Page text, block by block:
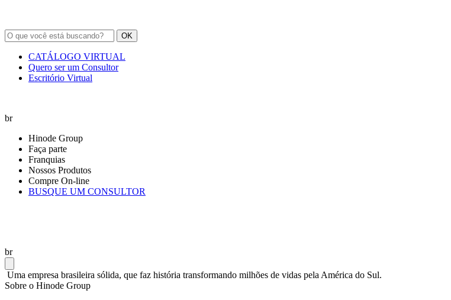
OK
CATÁLOGO VIRTUAL
Quero ser um Consultor
Escritório Virtual
br
Hinode Group
Faça parte
Franquias
Nossos Produtos
Compre On-line
BUSQUE UM CONSULTOR
br
Uma empresa brasileira sólida, que faz história transformando milhões de vidas pela América do Sul.
Sobre o Hinode Group